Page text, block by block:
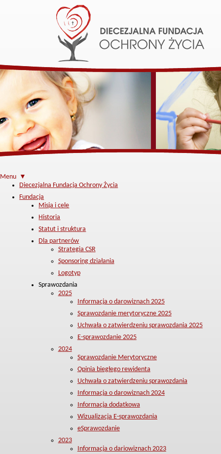
Menu ▼
Diecezjalna Fundacja Ochrony Życia
Fundacja
Misja i cele
Historia
Statut i struktura
Dla partnerów
Strategia CSR
Sponsoring działania
Logotyp
Sprawozdania
2025
Informacja o darowiznach 2025
Sprawozdanie merytoryczne 2025
Uchwała o zatwierdzeniu sprawozdania 2025
E-sprawozdanie 2025
2024
Sprawozdanie Merytoryczne
Opinia biegłego rewidenta
Uchwała o zatwierdzeniu sprawozdania
Informacja o darowiznach 2024
Informacja dodatkowa
Wizualizacja E-sprawozdania
eSprawozdanie
2023
Informacja o dariowiznach 2023